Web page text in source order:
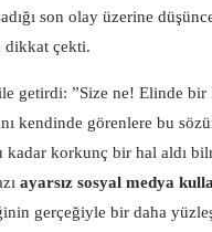
son olay üzerine
dikkat çekti.
getirdi: ”Size ne! Elinde
kendinde görenlere bu
kadar korkunç bir hal aldı
ayarsız sosyal medya
gerçeğiyle bir daha